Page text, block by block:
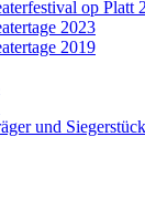
op Platt
2023
2019
und